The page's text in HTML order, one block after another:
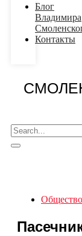
Блог
Владимира
Контакты
Общество